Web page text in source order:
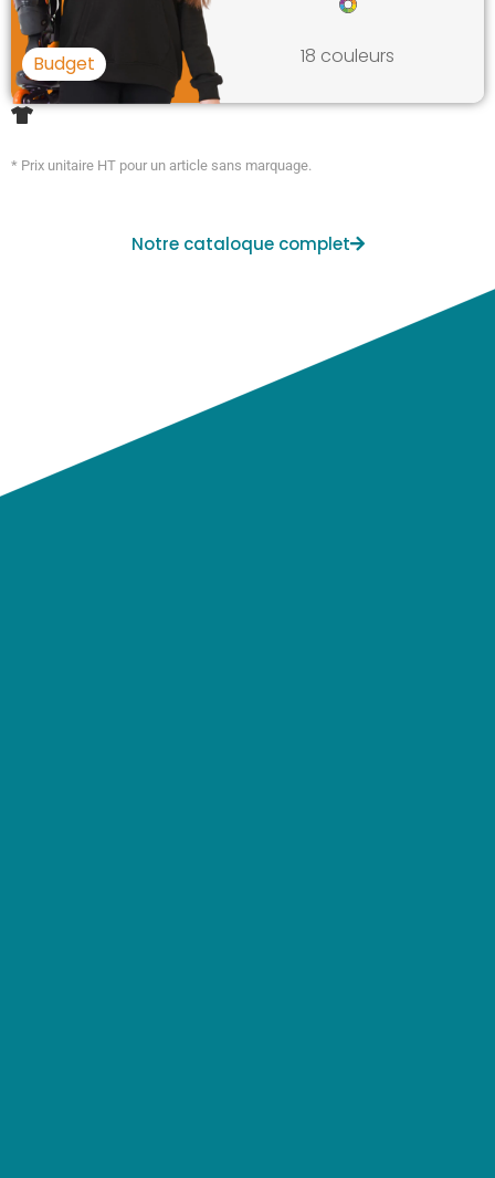
Budget 18 couleurs
* Prix unitaire HT pour un article sans marquage.
Notre cataloque complet